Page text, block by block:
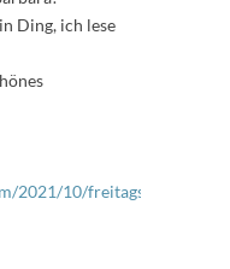
Ding, ich lese
2021/10/freitags-